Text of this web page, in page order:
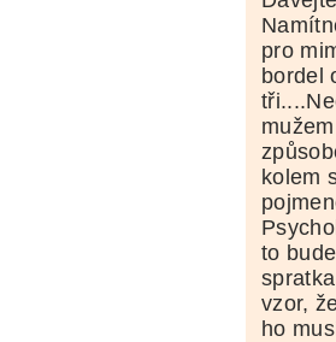
pro
bordel
kolem
to
vzor,
ho